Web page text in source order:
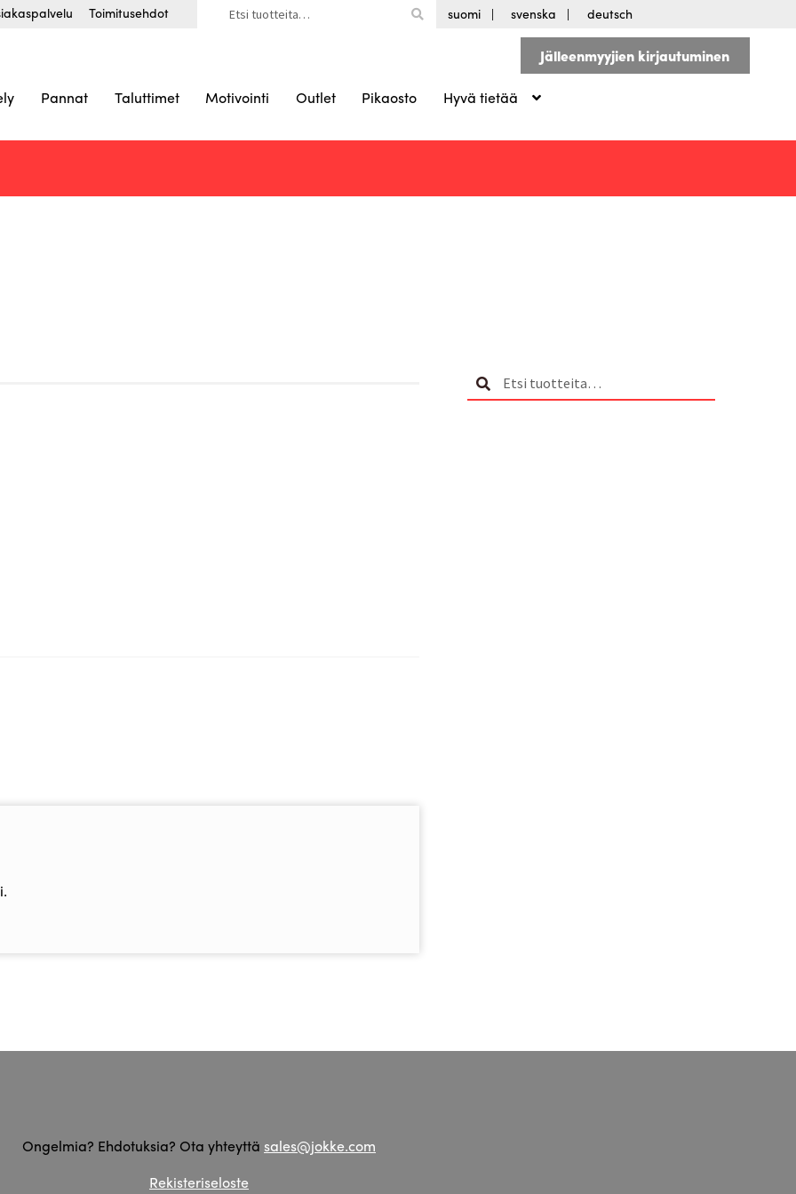
Toimitusehdot suomi svenska deutsch
Pannat Taluttimet Motivointi Outlet Pikaosto Hyvä tietää
Jälleenmyyjien kirjautuminen
Etsi:
Haku
Ongelmia? Ehdotuksia? Ota yhteyttä sales@jokke.com
Rekisteriseloste